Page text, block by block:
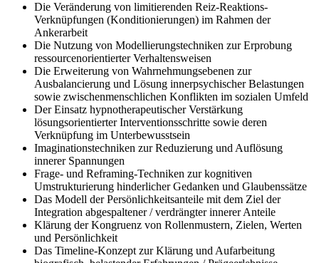
Die Veränderung von limitierenden Reiz-Reaktions-
Verknüpfungen (Konditionierungen) im Rahmen der
Ankerarbeit
Die Nutzung von Modellierungstechniken zur Erprobung
ressourcenorientierter Verhaltensweisen
Die Erweiterung von Wahrnehmungsebenen zur
Ausbalancierung und Lösung innerpsychischer Belastungen
sowie zwischenmenschlichen Konflikten im sozialen Umfeld
Der Einsatz hypnotherapeutischer Verstärkung
lösungsorientierter Interventionsschritte sowie deren
Verknüpfung im Unterbewusstsein
Imaginationstechniken zur Reduzierung und Auflösung
innerer Spannungen
Frage- und Reframing-Techniken zur kognitiven
Umstrukturierung hinderlicher Gedanken und Glaubenssätze
Das Modell der Persönlichkeitsanteile mit dem Ziel der
Integration abgespaltener / verdrängter innerer Anteile
Klärung der Kongruenz von Rollenmustern, Zielen, Werten
und Persönlichkeit
Das Timeline-Konzept zur Klärung und Aufarbeitung